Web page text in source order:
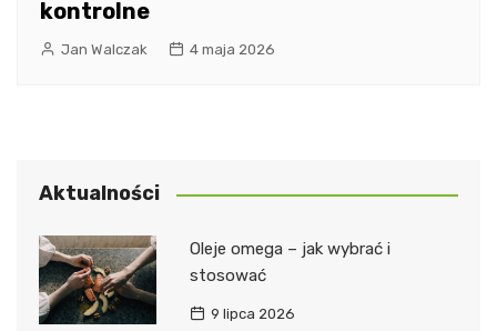
kontrolne
Jan Walczak 4 maja 2026
Aktualności
Oleje omega – jak wybrać i
stosować
9 lipca 2026